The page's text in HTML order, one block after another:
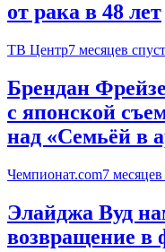
от рака в 48 лет
ТВ Центр7 месяцев
Брендан
с японской
над «Семьёй в
Чемпионат.com7 месяцев
Элайджа Вуд
возвращение в